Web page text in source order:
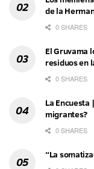
de la
0 SHARES
El Gruvama
residuos en
0 SHARES
La Encuesta
migrantes?
0 SHARES
“La